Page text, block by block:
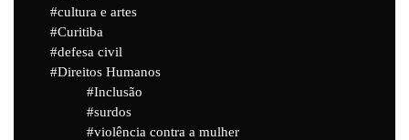
cultura e artes
Curitiba
defesa civil
Direitos Humanos
Inclusão
surdos
violência contra a mulher